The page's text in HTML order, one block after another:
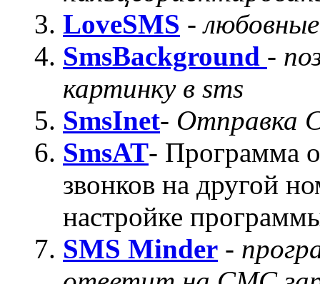
LoveSMS -
SmsBackground -
картинку в sms
SmsInet- Отправка
SmsАТ- Программа
звонков на другой
настройке
SMS Minder -